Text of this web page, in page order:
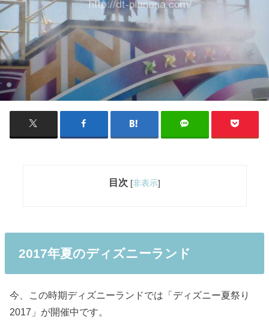
目次 [非表示]
2017年夏のディズニーランド
今、この時期ディズニーランドでは「ディズニー夏祭り
2017」が開催中です。